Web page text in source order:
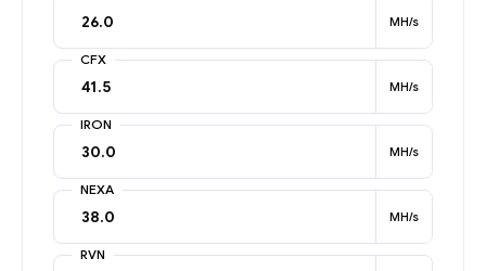
MH/s
CFX
MH/s
IRON
MH/s
NEXA
MH/s
RVN